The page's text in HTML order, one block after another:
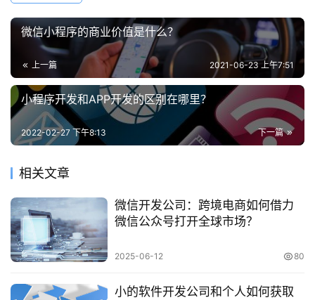
微信小程序的商业价值是什么？
上一篇 2021-06-23 上午7:51
小程序开发和APP开发的区别在哪里？
下一篇
2022-02-27 下午8:13
相关文章
微信开发公司：跨境电商如何借力
微信公众号打开全球市场？
2025-06-12 80
小的软件开发公司和个人如何获取